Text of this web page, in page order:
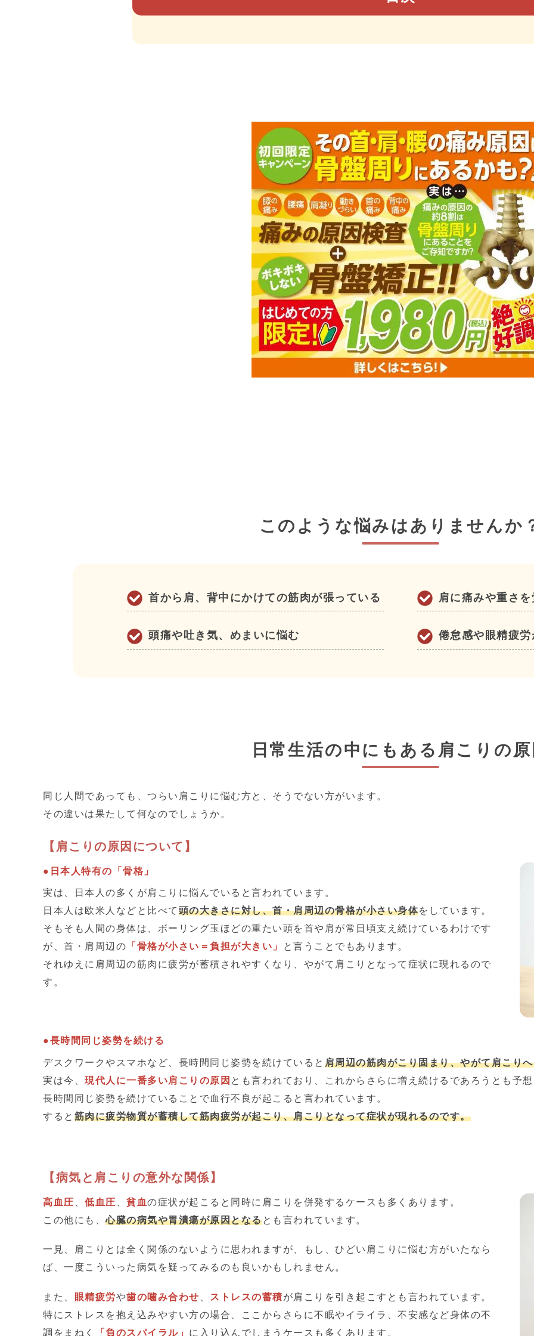
このような悩みはありませんか
首から肩、背中にかけての筋肉が張っている 肩に痛みや重さ
頭痛や吐き気、めまいに悩む 倦怠感や眼精疲
日常生活の中にもある肩こりの
同じ人間であっても、つらい肩こりに悩む方と、そうでない方がいます。
その違いは果たして何なのでしょうか。
【肩こりの原因について】
●日本人特有の「骨格」
実は、日本人の多くが肩こりに悩んでいると言われています。
日本人は欧米人などと比べて 頭の大きさに対し、首・肩周辺の骨格が小さい身体をしています。
そもそも人間の身体は、ボーリング玉ほどの重たい頭を首や肩が常日頃支え続けているわけです
が、首・肩周辺の 「骨格が小さい＝負担が大きい」
と言うことでもあります。
それゆえに肩周辺の筋肉に疲労が蓄積されやすくなり、やがて肩こりとなって症状に現れるので
す。
●長時間同じ姿勢を続ける
デスクワークやスマホなど、長時間同じ姿勢を続けていると 肩周辺の筋肉がこり固まり、やがて肩こり
実は今、 現代人に一番多い肩こりの原因 とも言われており、これからさらに増え続けるであろうとも予
長時間同じ姿勢を続けていることで血行不良が起こると言われています。
すると 筋肉に疲労物質が蓄積して筋肉疲労が起こり、肩こりとなって症状が現れるのです。
【病気と肩こりの意外な関係】
高血圧 低血圧 貧血の症状が起こると同時に肩こりを併発するケースも多くあります。
この他にも、心臓の病気や胃潰瘍が原因となるとも言われています。
一見、肩こりとは全く関係のないように思われますが、もし、ひどい肩こりに悩む方がいたなら
ば、一度こういった病気を疑ってみるのも良いかもしれません。
また、 眼精疲労や歯の噛み合わせ ストレスの蓄積が肩こりを引き起こすとも言われています。
特にストレスを抱え込みやすい方の場合、ここからさらに不眠やイライラ、不安感など身体の不
調をまねく
「負のスパイラル」 に入り込んでしまうケースも多くあります。